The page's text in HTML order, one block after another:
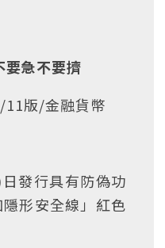
要急不要擠
版/金融貨幣
發行具有防偽功
形安全線」紅色